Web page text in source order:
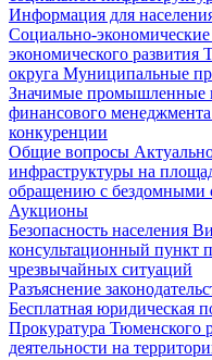
Информация для
Социально-экономические
экономического
округа Муниципальные
Значимые промышленные
финансового менеджмента
конкуренции
Общие вопросы
инфраструктуры на
обращению с бездомными
Аукционы
Безопасность населения
консультационный пункт
чрезвычайных ситуаций
Разъяснение
Бесплатная юридическая
Прокуратура Тюменского
деятельности на